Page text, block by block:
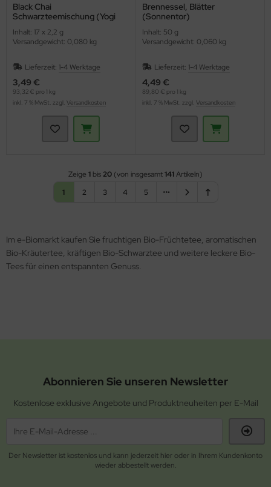
Black Chai
Schwarzteemischung (Yogi
Inhalt: 17 x 2,2 g
Versandgewicht: 0,080 kg
Lieferzeit: 1-4 Werktage
3,49 €
93,32 € pro 1 kg
inkl. 7 % MwSt. zzgl. Versandkosten
Brennessel, Blätter
(Sonnentor)
Inhalt: 50 g
Versandgewicht: 0,060 kg
Lieferzeit: 1-4 Werktage
4,49 €
89,80 € pro 1 kg
inkl. 7 % MwSt. zzgl. Versandkosten
Zeige 1 bis20 (von insgesamt141Artikeln)
1
2 3 4 5
Im e-Biomarkt kaufen Sie fruchtigen Bio-Früchtetee, aromatischen
Bio-Kräutertee, kräftigen Bio-Schwarztee und weitere leckere Bio-
Tees für einen entspannten Genuss.
Abonnieren Sie unseren Newsletter
Kostenlose exklusive Angebote und Produktneuheiten per E-Mail
Der Newsletter ist kostenlos und kann jederzeit hier oder in Ihrem Kundenkonto
wieder abbestellt werden.